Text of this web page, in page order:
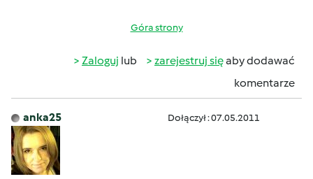
Góra strony
Zaloguj lub zarejestruj sięaby dodawać
komentarze
anka25 Dołączył : 07.05.2011